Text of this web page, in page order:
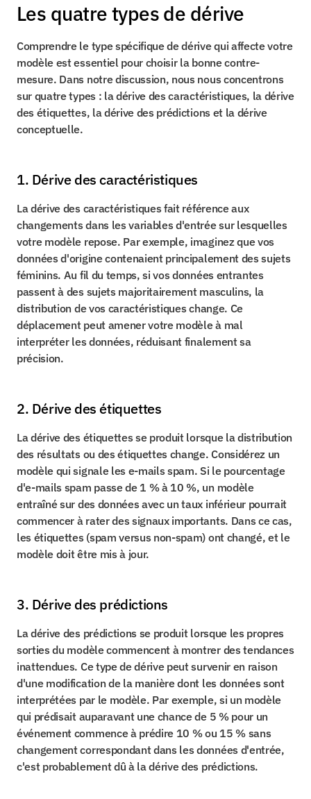
Les quatre types de dérive
Comprendre le type spécifique de dérive qui affecte votre
modèle est essentiel pour choisir la bonne contre-
mesure. Dans notre discussion, nous nous concentrons
sur quatre types : la dérive des caractéristiques, la dérive
des étiquettes, la dérive des prédictions et la dérive
conceptuelle.
1. Dérive des caractéristiques
La dérive des caractéristiques fait référence aux
changements dans les variables d'entrée sur lesquelles
votre modèle repose. Par exemple, imaginez que vos
données d'origine contenaient principalement des sujets
féminins. Au fil du temps, si vos données entrantes
passent à des sujets majoritairement masculins, la
distribution de vos caractéristiques change. Ce
déplacement peut amener votre modèle à mal
interpréter les données, réduisant finalement sa
précision.
2. Dérive des étiquettes
La dérive des étiquettes se produit lorsque la distribution
des résultats ou des étiquettes change. Considérez un
modèle qui signale les e-mails spam. Si le pourcentage
d'e-mails spam passe de 1 % à 10 %, un modèle
entraîné sur des données avec un taux inférieur pourrait
commencer à rater des signaux importants. Dans ce cas,
les étiquettes (spam versus non-spam) ont changé, et le
modèle doit être mis à jour.
3. Dérive des prédictions
La dérive des prédictions se produit lorsque les propres
sorties du modèle commencent à montrer des tendances
inattendues. Ce type de dérive peut survenir en raison
d'une modification de la manière dont les données sont
interprétées par le modèle. Par exemple, si un modèle
qui prédisait auparavant une chance de 5 % pour un
événement commence à prédire 10 % ou 15 % sans
changement correspondant dans les données d'entrée,
c'est probablement dû à la dérive des prédictions.